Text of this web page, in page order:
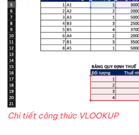
Chi tiết công thức VLOOKUP